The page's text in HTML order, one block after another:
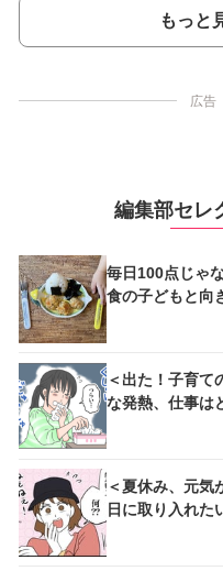
もっと
広告
編集部セレ
毎日100点じゃ
食の子どもと向
＜出た！子育て
な発熱、仕事は
＜夏休み、元
日に取り入れた